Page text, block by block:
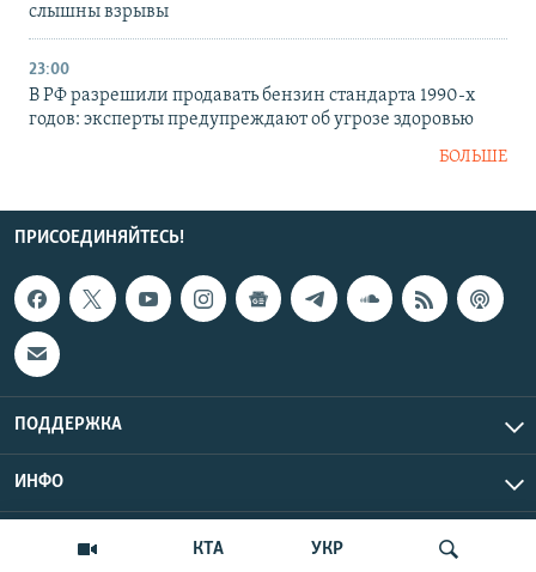
КТА УКР
слышны взрывы
23:00
В РФ разрешили продавать бензин стандарта 1990-х
годов: эксперты предупреждают об угрозе здоровью
БОЛЬШЕ
ПРИСОЕДИНЯЙТЕСЬ!
ПОДДЕРЖКА
ИНФО
Copyright Крым.Реалии, 2026 | Все права защищены.
UTC+3